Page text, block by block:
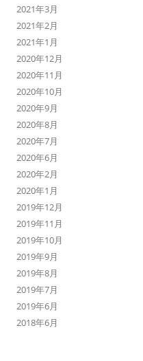
2021年3月
2021年2月
2021年1月
2020年12月
2020年11月
2020年10月
2020年9月
2020年8月
2020年7月
2020年6月
2020年2月
2020年1月
2019年12月
2019年11月
2019年10月
2019年9月
2019年8月
2019年7月
2019年6月
2018年6月